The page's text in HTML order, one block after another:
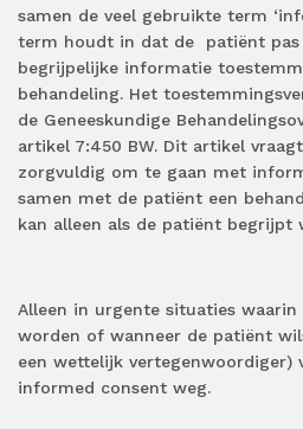
samen de veel gebruikte term
term houdt in dat de patiënt pas
begrijpelijke informatie
behandeling. Het
de Geneeskundige
artikel 7:450 BW. Dit artikel
zorgvuldig om te gaan met
samen met de patiënt een
kan alleen als de patiënt begrijpt
Alleen in urgente situaties
worden of wanneer de patiënt
een wettelijk
informed consent weg.